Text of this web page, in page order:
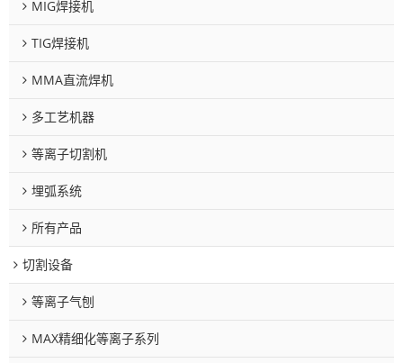
MIG焊接机
TIG焊接机
MMA直流焊机
多工艺机器
等离子切割机
埋弧系统
所有产品
切割设备
等离子气刨
MAX精细化等离子系列